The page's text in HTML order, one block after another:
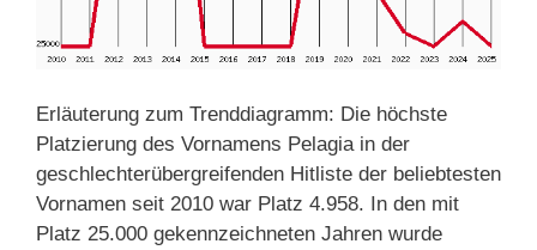
Erläuterung zum Trenddiagramm: Die höchste
Platzierung des Vornamens Pelagia in der
geschlechterübergreifenden Hitliste der beliebtesten
Vornamen seit 2010 war Platz 4.958. In den mit
Platz 25.000 gekennzeichneten Jahren wurde